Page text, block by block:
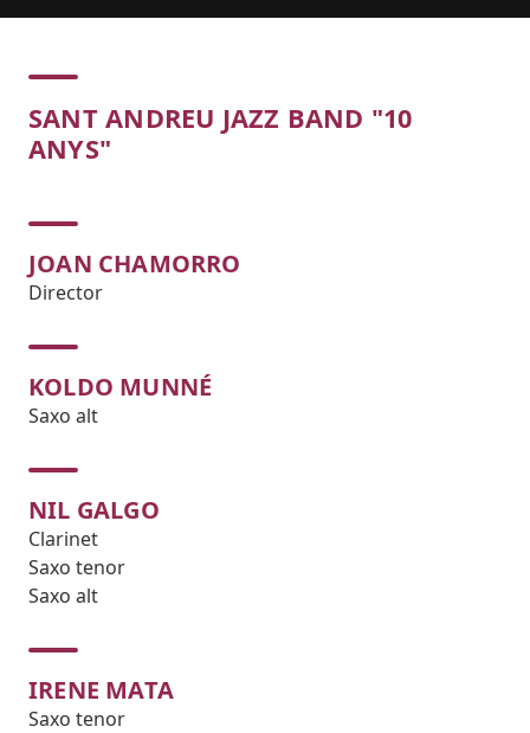
Concert
SANT ANDREU JAZZ BAND "10
ANYS"
JOAN CHAMORRO
Director
KOLDO MUNNÉ
Saxo alt
NIL GALGO
Clarinet
Saxo tenor
Saxo alt
IRENE MATA
Saxo tenor